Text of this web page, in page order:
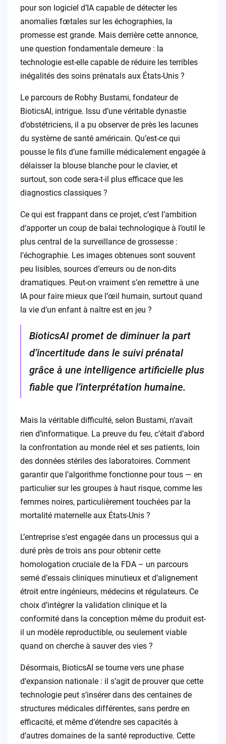
pour son logiciel d’IA capable de détecter les
anomalies fœtales sur les échographies, la
promesse est grande. Mais derrière cette annonce,
une question fondamentale demeure : la
technologie est-elle capable de réduire les terribles
inégalités des soins prénatals aux États-Unis ?
Le parcours de Robhy Bustami, fondateur de
BioticsAI, intrigue. Issu d’une véritable dynastie
d’obstétriciens, il a pu observer de près les lacunes
du système de santé américain. Qu’est-ce qui
pousse le fils d’une famille médicalement engagée à
délaisser la blouse blanche pour le clavier, et
surtout, son code sera-t-il plus efficace que les
diagnostics classiques ?
Ce qui est frappant dans ce projet, c’est l’ambition
d’apporter un coup de balai technologique à l’outil le
plus central de la surveillance de grossesse :
l’échographie. Les images obtenues sont souvent
peu lisibles, sources d’erreurs ou de non-dits
dramatiques. Peut-on vraiment s’en remettre à une
IA pour faire mieux que l’œil humain, surtout quand
la vie d’un enfant à naître est en jeu ?
BioticsAI promet de diminuer la part
d’incertitude dans le suivi prénatal
grâce à une intelligence artificielle plus
fiable que l’interprétation humaine.
Mais la véritable difficulté, selon Bustami, n’avait
rien d’informatique. La preuve du feu, c’était d’abord
la confrontation au monde réel et ses patients, loin
des données stériles des laboratoires. Comment
garantir que l’algorithme fonctionne pour tous — en
particulier sur les groupes à haut risque, comme les
femmes noires, particulièrement touchées par la
mortalité maternelle aux États-Unis ?
L’entreprise s’est engagée dans un processus qui a
duré près de trois ans pour obtenir cette
homologation cruciale de la FDA – un parcours
semé d’essais cliniques minutieux et d’alignement
étroit entre ingénieurs, médecins et régulateurs. Ce
choix d’intégrer la validation clinique et la
conformité dans la conception même du produit est-
il un modèle reproductible, ou seulement viable
quand on cherche à sauver des vies ?
Désormais, BioticsAI se tourne vers une phase
d’expansion nationale : il s’agit de prouver que cette
technologie peut s’insérer dans des centaines de
structures médicales différentes, sans perdre en
efficacité, et même d’étendre ses capacités à
d’autres domaines de la santé reproductive. Cette